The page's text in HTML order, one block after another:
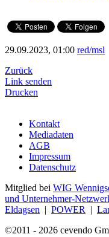
29.09.2023, 01:00 red/msl
Zurück
Link senden
Drucken
Kontakt
Mediadaten
AGB
Impressum
Datenschutz
Mitglied bei WIG
und Unternehmer-
Eldagsen | POWER |
©2011 - 2026 cevendo